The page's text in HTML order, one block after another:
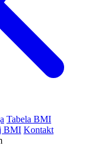
Tabela BMI
BMI Kontakt